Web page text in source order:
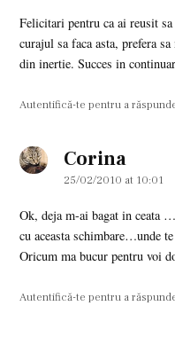
Felicitari pentru ca ai reusit
curajul sa faca asta, prefera
din inertie. Succes in
Autentifică-te pentru a
Corina
25/02/2010 at 10:01
Ok, deja m-ai bagat in ceata
cu aceasta schimbare…unde
Oricum ma bucur pentru voi
Autentifică-te pentru a